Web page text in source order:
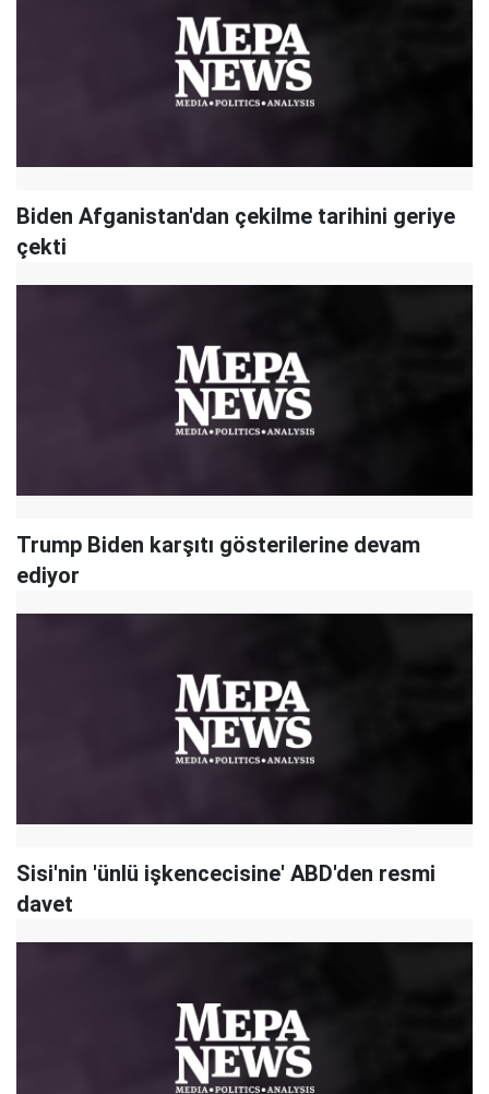
Biden Afganistan'dan çekilme tarihini geriye
çekti
Trump Biden karşıtı gösterilerine devam
ediyor
Sisi'nin 'ünlü işkencecisine' ABD'den resmi
davet